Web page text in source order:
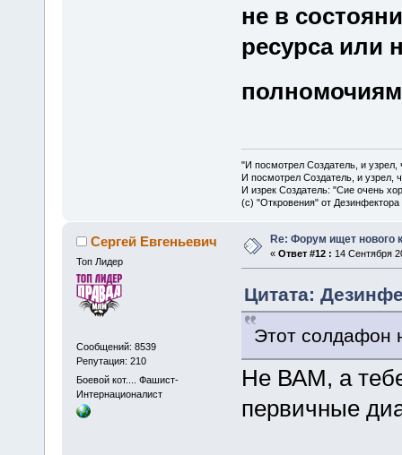
не в
ресурса или
"И посмотрел Создатель, и
И посмотрел Создатель, и узрел,
И изрек Создатель: "Сие очень
(с) "Откровения" от Дезинфектора
Сергей Евгеньевич
Топ Лидер
Сообщений: 8539
Репутация: 210
Боевой кот.... Фашист-
Интернационалист
Re: Форум ищет нового
« Ответ #12 : 14 Сентября
Цитата:
Этот солдафон
Не ВАМ, а
первичные